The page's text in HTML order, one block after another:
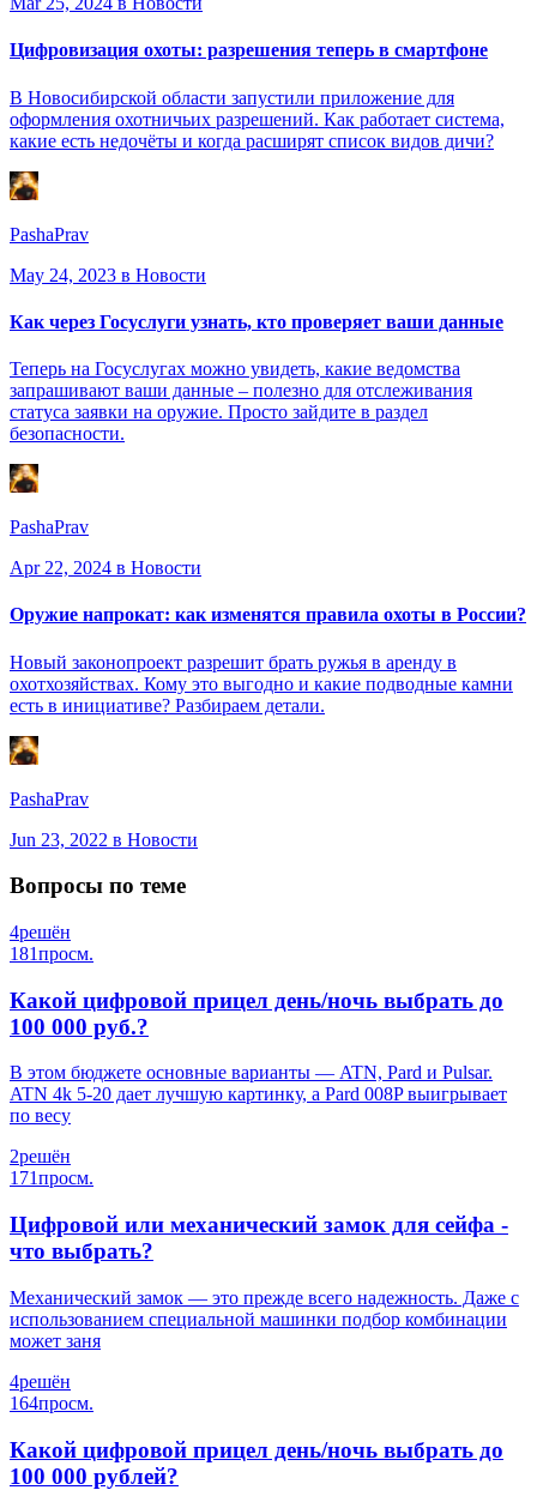
Цифровизация охоты: разрешения теперь в смартфоне
В Новосибирской области запустили приложение для
оформления охотничьих разрешений. Как работает система,
какие есть недочёты и когда расширят список видов дичи?
PashaPrav
May 24, 2023 в Новости
Как через Госуслуги узнать, кто проверяет ваши данные
Теперь на Госуслугах можно увидеть, какие ведомства
запрашивают ваши данные – полезно для отслеживания
статуса заявки на оружие. Просто зайдите в раздел
безопасности.
PashaPrav
Apr 22, 2024 в Новости
Оружие напрокат: как изменятся правила охоты в России?
Новый законопроект разрешит брать ружья в аренду в
охотхозяйствах. Кому это выгодно и какие подводные камни
есть в инициативе? Разбираем детали.
PashaPrav
Jun 23, 2022 в Новости
Вопросы по теме
4решён
181просм.
Какой цифровой прицел день/ночь выбрать до
100 000 руб.?
В этом бюджете основные варианты — ATN, Pard и Pulsar.
ATN 4k 5-20 дает лучшую картинку, а Pard 008P выигрывает
по весу
2решён
171просм.
Цифровой или механический замок для сейфа -
что выбрать?
Механический замок — это прежде всего надежность. Даже с
использованием специальной машинки подбор комбинации
может заня
4решён
164просм.
Какой цифровой прицел день/ночь выбрать до
100 000 рублей?